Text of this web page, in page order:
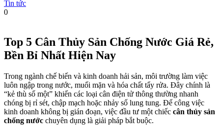
Tin tức
0
Top 5 Cân Thủy Sản Chống Nước Giá Rẻ,
Bền Bỉ Nhất Hiện Nay
Trong ngành chế biến và kinh doanh hải sản, môi trường làm việc
luôn ngập trong nước, muối mặn và hóa chất tẩy rửa. Đây chính là
“kẻ thù số một” khiến các loại cân điện tử thông thường nhanh
chóng bị rỉ sét, chập mạch hoặc nhảy số lung tung. Để công việc
kinh doanh không bị gián đoạn, việc đầu tư một chiếc cân thủy sản
chống nước chuyên dụng là giải pháp bắt buộc.